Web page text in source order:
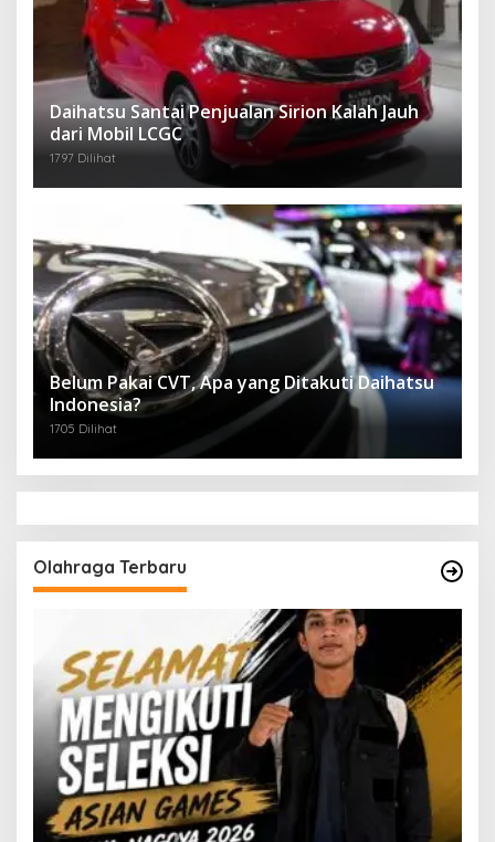
Daihatsu Santai Penjualan Sirion Kalah Jauh
dari Mobil LCGC
1797 Dilihat
Belum Pakai CVT, Apa yang Ditakuti Daihatsu
Indonesia?
1705 Dilihat
Olahraga Terbaru